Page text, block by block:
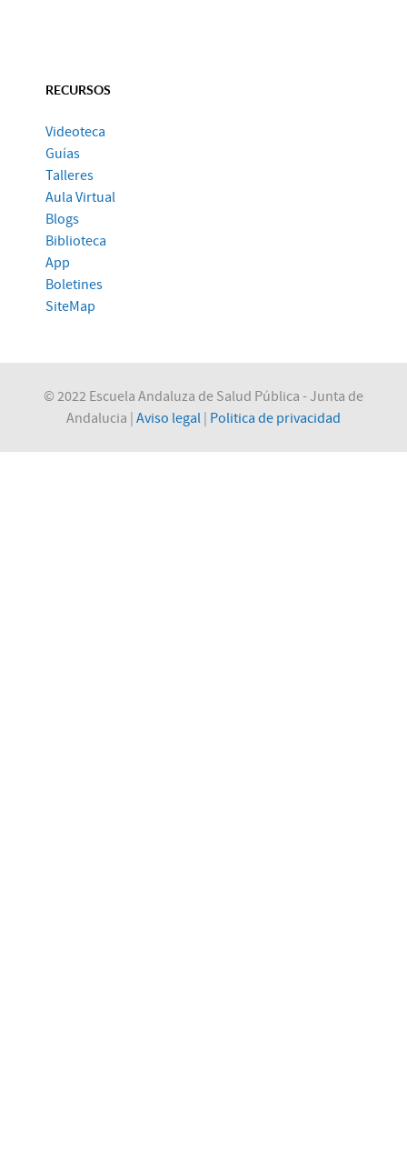
RECURSOS
Videoteca
Guías
Talleres
Aula Virtual
Blogs
Biblioteca
App
Boletines
SiteMap
© 2022 Escuela Andaluza de Salud Pública - Junta de
Andalucia | Aviso legal | Politica de privacidad